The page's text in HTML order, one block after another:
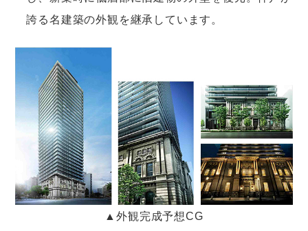
誇る名建築の外観を継承しています。
▲外観完成予想CG